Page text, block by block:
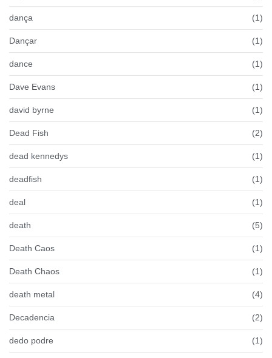
dança (1)
Dançar (1)
dance (1)
Dave Evans (1)
david byrne (1)
Dead Fish (2)
dead kennedys (1)
deadfish (1)
deal (1)
death (5)
Death Caos (1)
Death Chaos (1)
death metal (4)
Decadencia (2)
dedo podre (1)